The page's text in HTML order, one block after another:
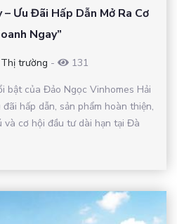
Ưu Đãi Hấp Dẫn Mở Ra Cơ
Ngay”
Thị trường -
131
bật của Đảo Ngọc Vinhomes Hải
hấp dẫn, sản phẩm hoàn thiện,
cơ hội đầu tư dài hạn tại Đà